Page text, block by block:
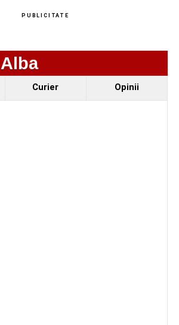
un autoturism pe Autostrada A1, în zona
Valea Frumoasei își întărește
noul sezon. Trei achiziții și performanțe
nivel juvenil
accidentul rutier de pe DN 67C, în
PUBLICITATE
Curier Opinii